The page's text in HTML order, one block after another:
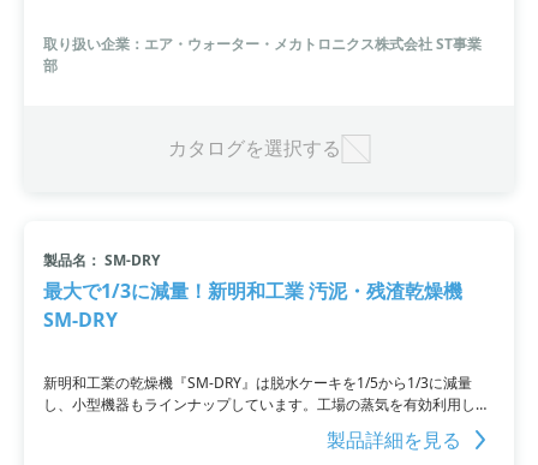
にも適しています。最大計測レンジは２００ｍであり、直線性は０．
２％ＦＳです。
取り扱い企業：エア・ウォーター・メカトロニクス株式会社 ST事業
部
カタログを選択する
製品名： SM-DRY
最大で1/3に減量！新明和工業 汚泥・残渣乾燥機
SM-DRY
新明和工業の乾燥機『SM-DRY』は脱水ケーキを1/5から1/3に減量
し、小型機器もラインナップしています。工場の蒸気を有効利用し稼
働するので省エネ効果があり、全国ネット８０カ所の安心サポート体
制でメンテナンスもお任せ。水処理経験豊富な専門営業が設置事例も
製品詳細を見る